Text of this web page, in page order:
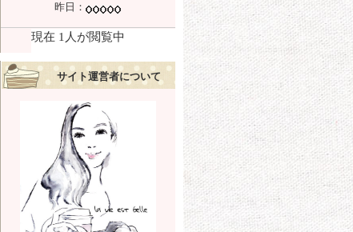
昨日：
サイト運営者について